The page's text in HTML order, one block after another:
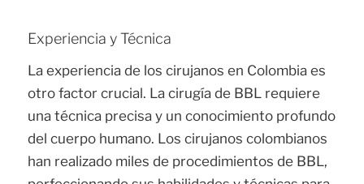
Experiencia y Técnica
La experiencia de los cirujanos en Colombia es
otro factor crucial. La cirugía de BBL requiere
una técnica precisa y un conocimiento profundo
del cuerpo humano. Los cirujanos colombianos
han realizado miles de procedimientos de BBL,